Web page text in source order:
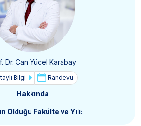
Dr. Can Yücel Karabay
Bilgi Randevu
Hakkında
Olduğu Fakülte ve Yılı: